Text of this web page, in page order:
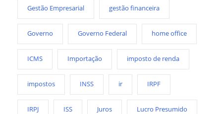
Gestão Empresarial gestão financeira
Governo Governo Federal home office
ICMS Importação imposto de renda
impostos INSS ir IRPF
IRPJ ISS Juros Lucro Presumido